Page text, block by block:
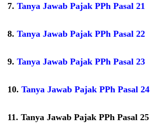
7. Tanya Jawab Pajak PPh Pasal 21
8. Tanya Jawab Pajak PPh Pasal 22
9. Tanya Jawab Pajak PPh Pasal 23
10. Tanya Jawab Pajak PPh Pasal 24
11. Tanya Jawab Pajak PPh Pasal 25